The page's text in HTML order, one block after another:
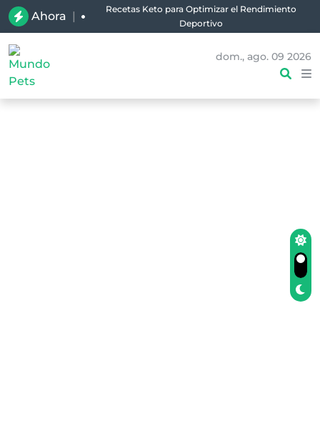
Ahora |
Recetas Keto para Optimizar el Rendimiento
Deportivo
dom., ago. 09 2026